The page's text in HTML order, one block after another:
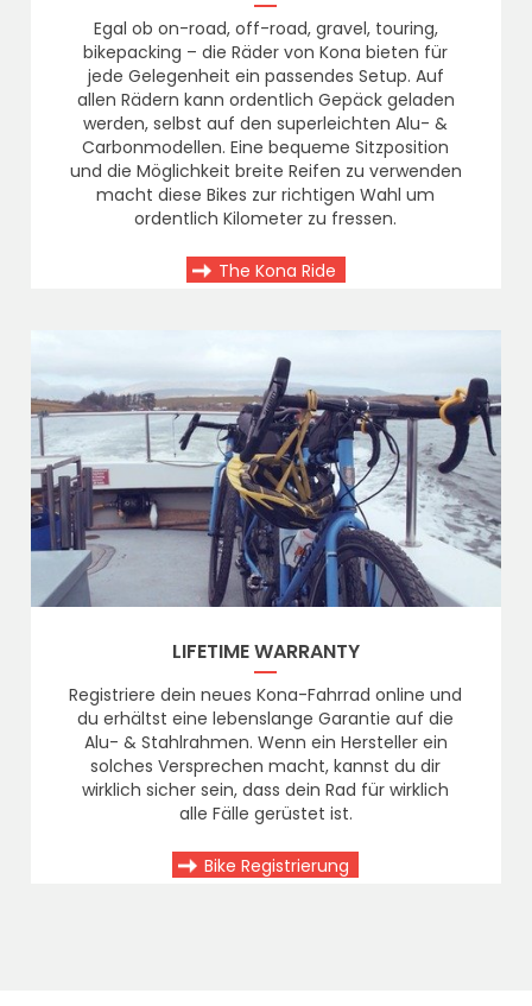
Egal ob on-road, off-road, gravel, touring,
bikepacking – die Räder von Kona bieten für
jede Gelegenheit ein passendes Setup. Auf
allen Rädern kann ordentlich Gepäck geladen
werden, selbst auf den superleichten Alu- &
Carbonmodellen. Eine bequeme Sitzposition
und die Möglichkeit breite Reifen zu verwenden
macht diese Bikes zur richtigen Wahl um
ordentlich Kilometer zu fressen.
The Kona Ride
LIFETIME WARRANTY
Registriere dein neues Kona-Fahrrad online und
du erhältst eine lebenslange Garantie auf die
Alu- & Stahlrahmen. Wenn ein Hersteller ein
solches Versprechen macht, kannst du dir
wirklich sicher sein, dass dein Rad für wirklich
alle Fälle gerüstet ist.
Bike Registrierung